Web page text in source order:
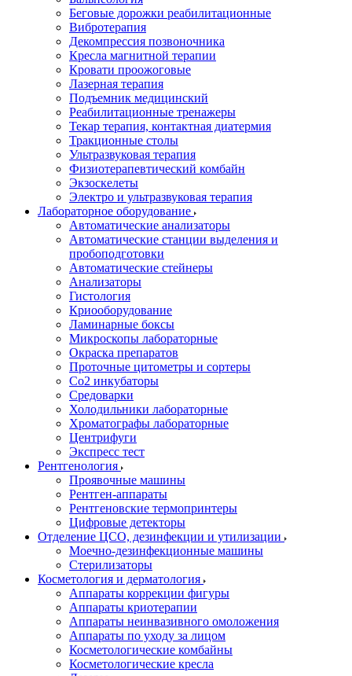
Беговые дорожки реабилитационные
Вибротерапия
Декомпрессия позвоночника
Кресла магнитной терапии
Кровати проожоговые
Лазерная терапия
Подъемник медицинский
Реабилитационные тренажеры
Текар терапия, контактная диатермия
Тракционные столы
Ультразвуковая терапия
Физиотерапевтический комбайн
Экзоскелеты
Электро и ультразвуковая терапия
Лабораторное оборудование
Автоматические анализаторы
Автоматические станции выделения и
пробоподготовки
Автоматические стейнеры
Анализаторы
Гистология
Криооборудование
Ламинарные боксы
Микроскопы лабораторные
Окраска препаратов
Проточные цитометры и сортеры
Со2 инкубаторы
Средоварки
Холодильники лабораторные
Хроматографы лабораторные
Центрифуги
Экспресс тест
Рентгенология
Проявочные машины
Рентген-аппараты
Рентгеновские термопринтеры
Цифровые детекторы
Отделение ЦСО, дезинфекции и утилизации
Моечно-дезинфекционные машины
Стерилизаторы
Косметология и дерматология
Аппараты коррекции фигуры
Аппараты криотерапии
Аппараты неинвазивного омоложения
Аппараты по уходу за лицом
Косметологические комбайны
Косметологические кресла